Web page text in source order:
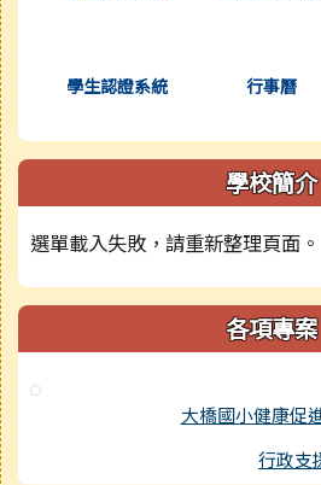
學生認證系統 行事曆
學校簡介
選單載入失敗，請重新整理頁面。
各項專案
大橋國小健康促
行政支